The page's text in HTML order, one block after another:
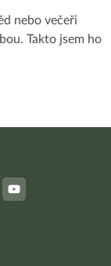
nebo večeři
Takto jsem ho